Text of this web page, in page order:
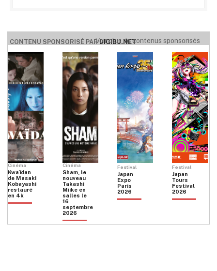
CONTENU SPONSORISÉ PARDIGIBU.NET
Voir plus de contenus sponsorisés
Cinéma
Kwaïdan
de Masaki
Kobayashi
restauré
en 4k
Cinéma
Sham, le
nouveau
Takashi
Miike en
salles le
16
septembre
2026
Festival
Japan
Expo
Paris
2026
Festival
Japan
Tours
Festival
2026